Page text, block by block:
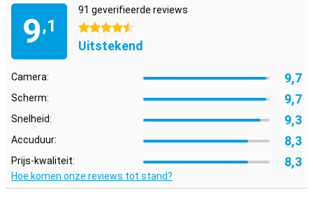
Daarnaast bedien je je slimme apparaten in huis, zoals verlichting
of speakers, direct vanaf je telefoon. Zo werk je, luister je en leef je
slimmer met één centraal apparaat in je hand.
9,1
91 geverifieerde reviews
4.5 sterren
Uitstekend
Camera: 9,7
Scherm: 9,7
Snelheid: 9,3
Accuduur: 8,3
Prijs-kwaliteit: 8,3
Hoe komen onze reviews tot stand?